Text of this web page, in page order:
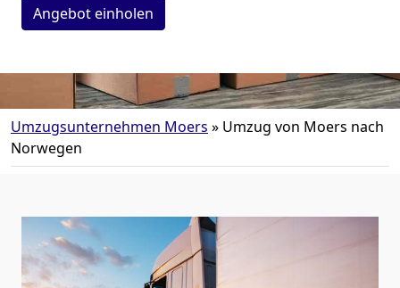
Angebot einholen
Umzugsunternehmen Moers » Umzug von Moers nach
Norwegen